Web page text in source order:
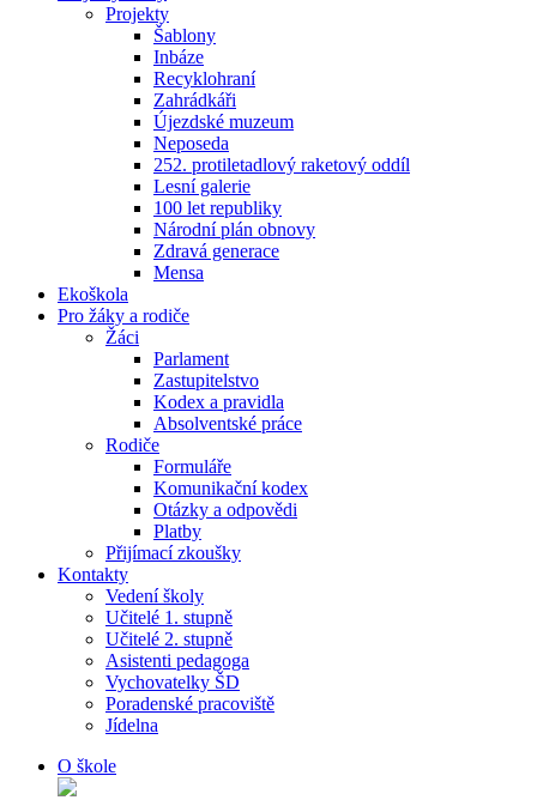
Projekty
Šablony
Inbáze
Recyklohraní
Zahrádkáři
Újezdské muzeum
Neposeda
252. protiletadlový raketový oddíl
Lesní galerie
100 let republiky
Národní plán obnovy
Zdravá generace
Mensa
Ekoškola
Pro žáky a rodiče
Žáci
Parlament
Zastupitelstvo
Kodex a pravidla
Absolventské práce
Rodiče
Formuláře
Komunikační kodex
Otázky a odpovědi
Platby
Přijímací zkoušky
Kontakty
Vedení školy
Učitelé 1. stupně
Učitelé 2. stupně
Asistenti pedagoga
Vychovatelky ŠD
Poradenské pracoviště
Jídelna
O škole